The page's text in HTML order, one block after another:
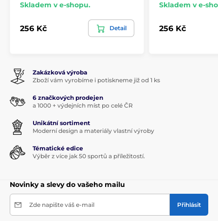
Skladem v e-shopu.
256 Kč Detail
Skladem v e-
256 Kč
Zakázková výroba
Zboží vám vyrobíme i potiskneme již od 1 ks
6 značkových prodejen
a 1000 + výdejních míst po celé ČR
Unikátní sortiment
Moderní design a materiály vlastní výroby
Tématické edice
Výběr z více jak 50 sportů a příležitostí.
Novinky a slevy do vašeho mailu
Zde napište váš e-mail Přihlásit